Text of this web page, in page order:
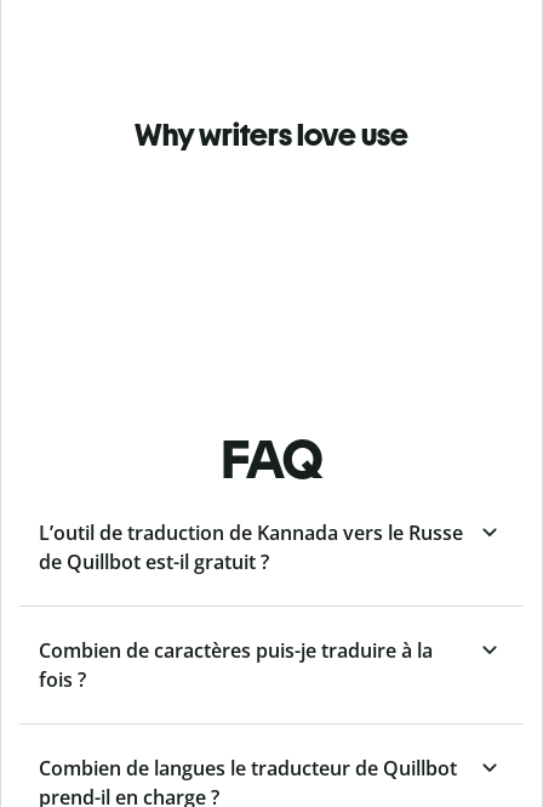
Why writers love use
FAQ
L’outil de traduction de Kannada vers le Russe
de Quillbot est-il gratuit ?
Combien de caractères puis-je traduire à la
fois ?
Combien de langues le traducteur de Quillbot
prend-il en charge ?